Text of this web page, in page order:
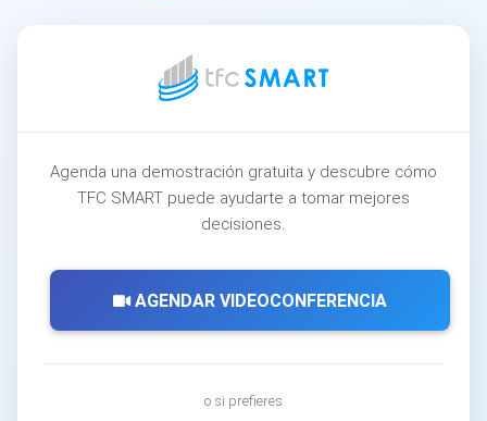
Agenda una demostración gratuita y descubre cómo
TFC SMART puede ayudarte a tomar mejores
decisiones.
AGENDAR VIDEOCONFERENCIA
o si prefieres